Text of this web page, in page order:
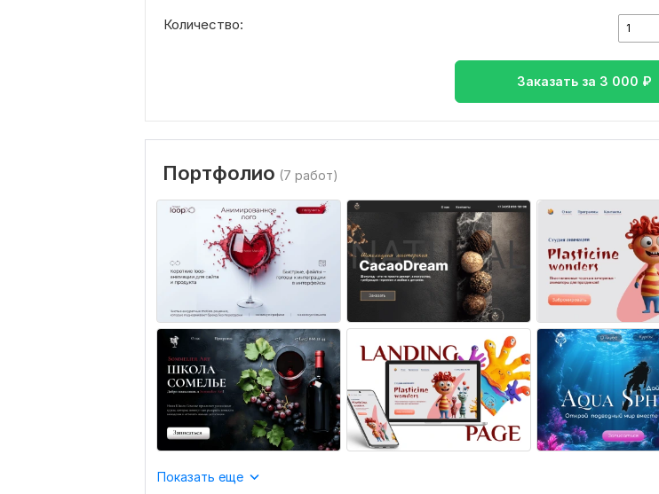
1
Количество:
Заказать за 3 000 ₽
Портфолио (7 работ)
Показать еще